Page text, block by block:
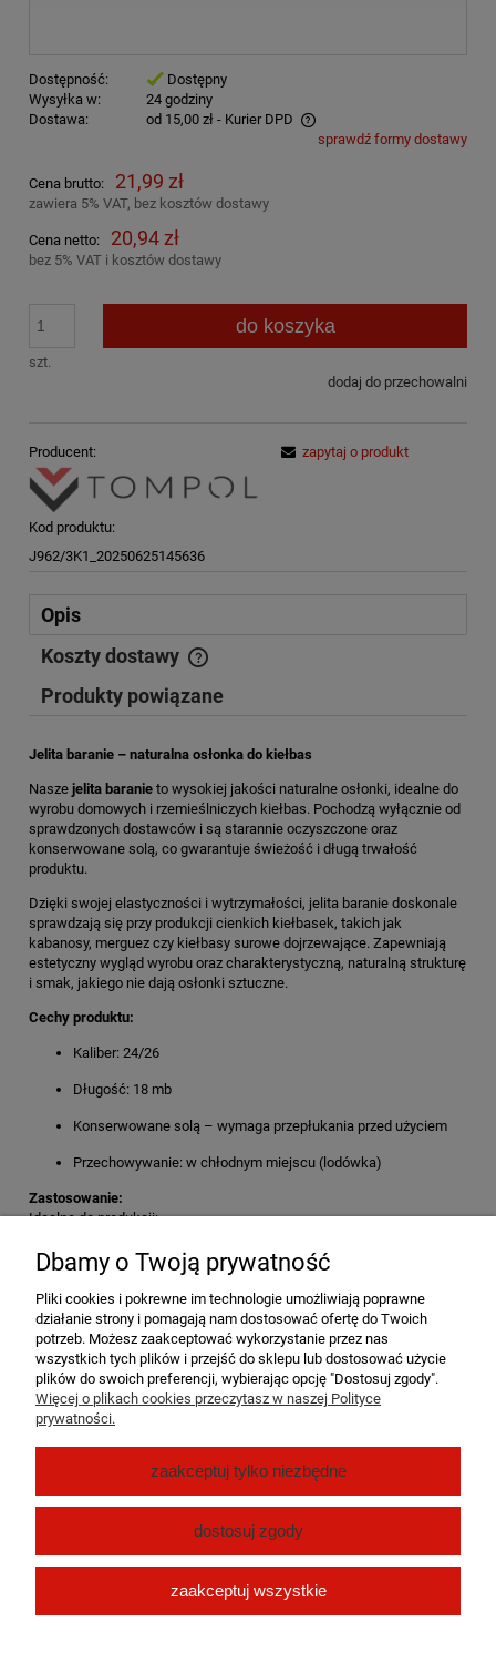
Dostępność:
Dostępny
Wysyłka w:
24 godziny
Dostawa:
od 15,00 zł - Kurier DPD
Cena nie zawiera ewentualnych kosztów płatnościsprawdź formy dostawy
Cena brutto: 21,99 zł
zawiera 5% VAT, bez kosztów dostawy
Cena netto: 20,94 zł
bez 5% VAT i kosztów dostawy
szt.
do koszyka
dodaj do przechowalni
Producent:
Kod produktu:
J962/3K1_20250625145636
zapytaj o produkt
Opis
Koszty dostawy
Cena nie zawiera ewentualnych kosztów płatności
Produkty powiązane
Jelita baranie – naturalna osłonka do kiełbas
Nasze jelita baranie to wysokiej jakości naturalne osłonki, idealne do
wyrobu domowych i rzemieślniczych kiełbas. Pochodzą wyłącznie od
sprawdzonych dostawców i są starannie oczyszczone oraz
konserwowane solą, co gwarantuje świeżość i długą trwałość
produktu.
Dzięki swojej elastyczności i wytrzymałości, jelita baranie doskonale
sprawdzają się przy produkcji cienkich kiełbasek, takich jak
kabanosy, merguez czy kiełbasy surowe dojrzewające. Zapewniają
estetyczny wygląd wyrobu oraz charakterystyczną, naturalną strukturę
i smak, jakiego nie dają osłonki sztuczne.
Cechy produktu:
Kaliber: 24/26
Długość: 18 mb
Konserwowane solą – wymaga przepłukania przed użyciem
Przechowywanie: w chłodnym miejscu (lodówka)
Zastosowanie:
Idealne do produkcji:
cienkich kiełbas grillowych i wędzonych,
wyrobów surowych dojrzewających,
tradycyjnych kiełbasek regionalnych.
Postaw na naturalność i tradycyjne rzemiosło – wybierz jelita baranie,
które od pokoleń wykorzystywane są w najlepszych przepisach
masarskich.
Pomoc
Moje konto
Płatności i dostawa
Dbamy o Twoją prywatność
Pliki cookies i pokrewne im technologie umożliwiają poprawne
działanie strony i pomagają nam dostosować ofertę do Twoich
potrzeb. Możesz zaakceptować wykorzystanie przez nas
wszystkich tych plików i przejść do sklepu lub dostosować użycie
plików do swoich preferencji, wybierając opcję "Dostosuj zgody".
Więcej o plikach cookies przeczytasz w naszej Polityce
prywatności.
zaakceptuj tylko niezbędne
dostosuj zgody
zaakceptuj wszystkie